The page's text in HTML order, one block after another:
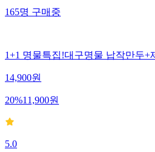
165명 구매중
1+1 명물특집!대구명물 납작만두+
14,900원
20%11,900원
5.0